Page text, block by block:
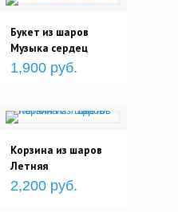
Букет из шаров
Музыка сердец
1,900 руб.
Корзина из шаров
Летняя
2,200 руб.